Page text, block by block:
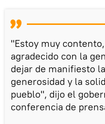
"Estoy muy
agradecido con la
dejar de manifiesto
generosidad y la
pueblo", dijo el
conferencia de